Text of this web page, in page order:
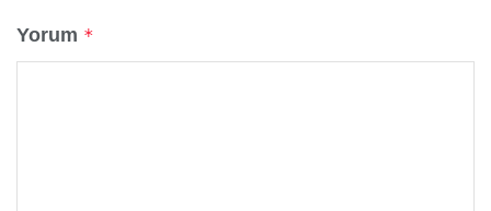
Yorum *